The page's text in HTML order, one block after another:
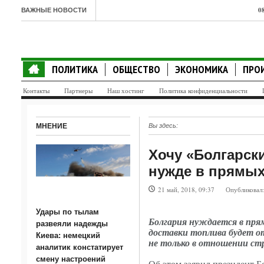
ВАЖНЫЕ НОВОСТИ
ПОЛИТИКА ОБЩЕСТВО ЭКОНОМИКА
Контакты Партнеры Наш хостинг Политика конфиденциальности
Вы здесь:
Хочу
нужде в прямых
21 май, 2018, 09:37 Опубликовал:
Болгария нуждается в
доставки топлива будет
не только в отношении
МНЕНИЕ
Удары по тылам
развеяли надежды
Киева: немецкий
аналитик констатирует
смену настроений